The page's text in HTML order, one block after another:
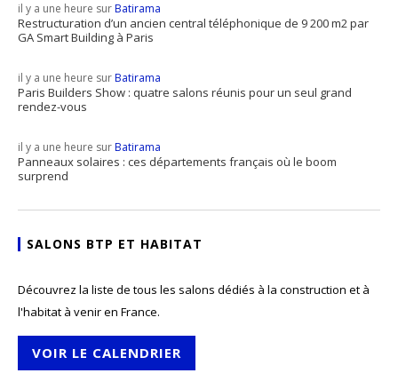
il y a une heure surBatirama
Restructuration d’un ancien central téléphonique de 9 200 m2 par
GA Smart Building à Paris
il y a une heure surBatirama
Paris Builders Show : quatre salons réunis pour un seul grand
rendez-vous
il y a une heure surBatirama
Panneaux solaires : ces départements français où le boom
surprend
SALONS BTP ET HABITAT
Découvrez la liste de tous les salons dédiés à la construction et à
l'habitat à venir en France.
VOIR LE CALENDRIER